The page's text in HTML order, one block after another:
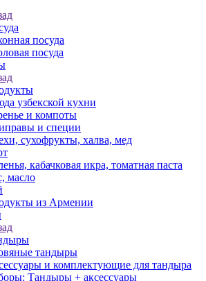
посуда
посуда
узбекской кухни
и компоты
и специи
сухофрукты, халва, мед
кабачковая икра, томатная паста
масло
из Армении
тандыры
и комплектующие для тандыра
Тандыры + аксессуары